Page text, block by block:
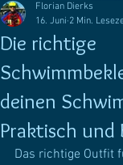
Die richtige
deinen
Praktisch und
Florian Dierks
16. Juni 2 Min.
Das richtige Outfit